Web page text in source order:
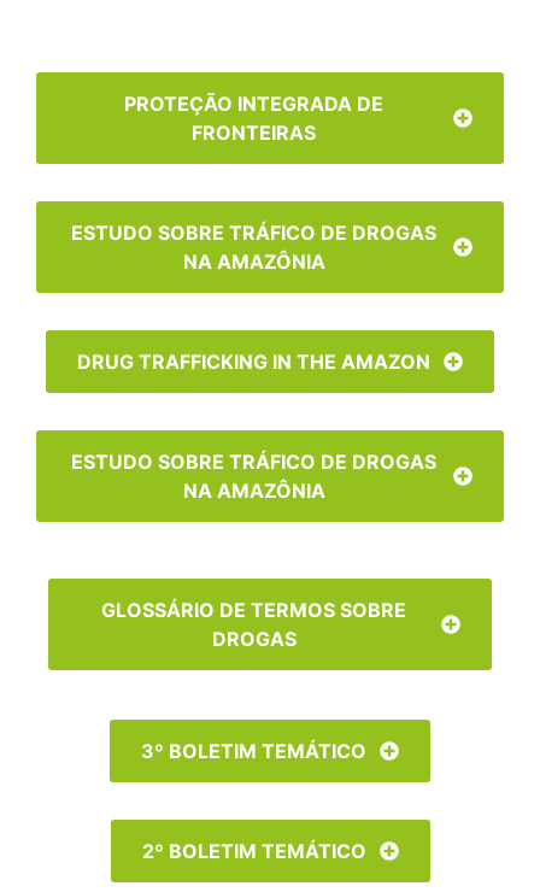
PROTEÇÃO INTEGRADA DE
FRONTEIRAS
ESTUDO SOBRE TRÁFICO DE DROGAS
NA AMAZÔNIA
DRUG TRAFFICKING IN THE AMAZON
ESTUDO SOBRE TRÁFICO DE DROGAS
NA AMAZÔNIA
GLOSSÁRIO DE TERMOS SOBRE
DROGAS
3º BOLETIM TEMÁTICO
2º BOLETIM TEMÁTICO